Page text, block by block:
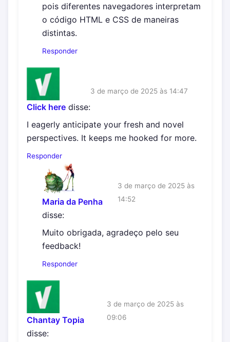
pois diferentes navegadores interpretam
o código HTML e CSS de maneiras
distintas.
Responder
Click here disse:
3 de março de 2025 às 14:47
I eagerly anticipate your fresh and novel
perspectives. It keeps me hooked for more.
Responder
Maria da Penha
disse:
3 de março de 2025 às
14:52
Muito obrigada, agradeço pelo seu
feedback!
Responder
Chantay Topia
disse:
3 de março de 2025 às
09:06